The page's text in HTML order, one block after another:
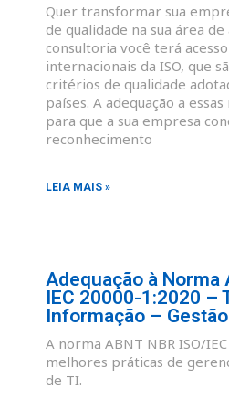
Quer transformar sua
de qualidade na sua área de
consultoria você terá
internacionais da ISO, que
critérios de qualidade
países. A adequação a
para que a sua empresa
reconhecimento
LEIA MAIS »
Adequação à Norma
IEC 20000-1:2020 –
Informação –
A norma ABNT NBR ISO/
melhores práticas de
de TI.